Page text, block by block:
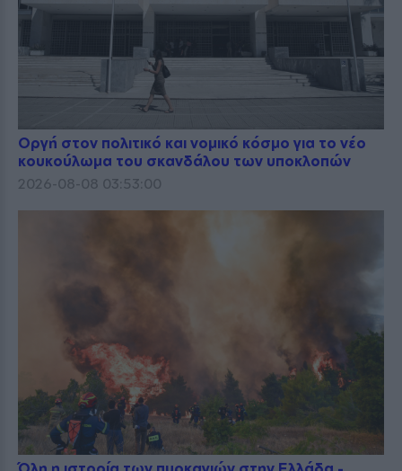
Οργή στον πολιτικό και νομικό κόσμο για το νέο
κουκούλωμα του σκανδάλου των υποκλοπών
2026-08-08 03:53:00